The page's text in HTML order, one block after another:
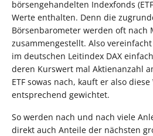
börsengehandelten Indexfonds
Werte enthalten. Denn die
Börsenbarometer werden oft nach
zusammengestellt. Also
im deutschen Leitindex DAX
deren Kurswert mal Aktienanzahl
ETF sowas nach, kauft er also
entsprechend gewichtet.
So werden nach und nach viele
direkt auch Anteile der nächsten